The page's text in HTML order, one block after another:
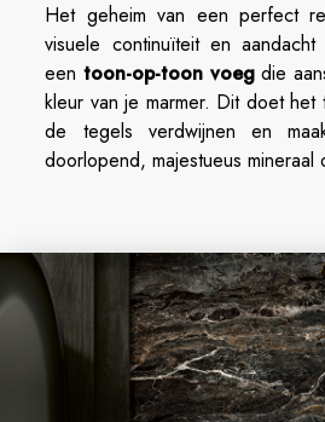
Het geheim van een perfect
visuele continuïteit en
een toon-op-toon voegdie
kleur van je marmer. Dit doet het
de tegels verdwijnen en
doorlopend, majestueus mineraal